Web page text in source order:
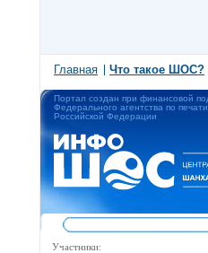
Главная Что такое ШОС?
Портал создан при финансовой
Федерального агентства по
Российской Федерации
Участники: